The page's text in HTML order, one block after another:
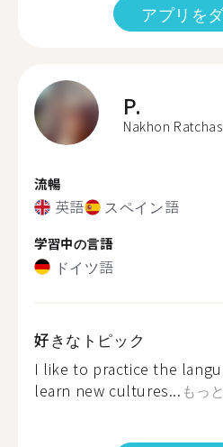
アプリを
P.
Nakhon
流暢
英語 スペイン語
学習中の言語
ドイツ語
好きなトピック
I like to practice the
learn new cultures... もっ